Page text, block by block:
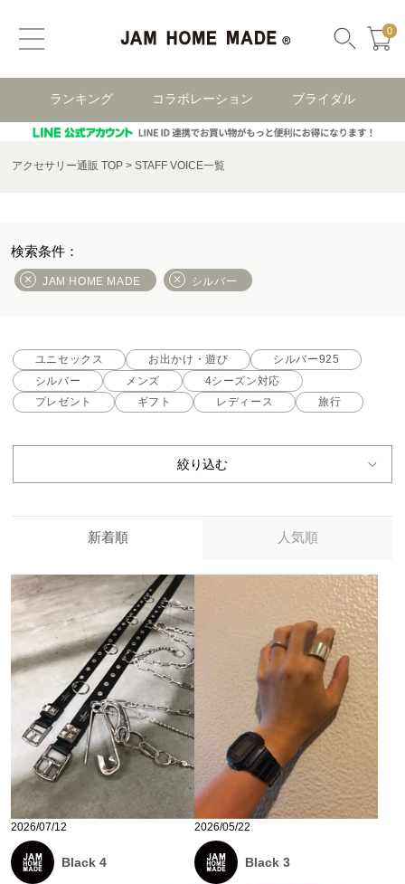
0
ランキング コラボレーション ブライダル
アクセサリー通販 TOP STAFF VOICE一覧
JAM HOME MADE シルバー
ユニセックス お出かけ・遊び
シルバー925
シルバー
メンズ
4シーズン対応
プレゼント
ギフト レディース 旅行
絞り込む
新着順 人気順
2026/07/12
Black 4
2026/05/22
Black 3